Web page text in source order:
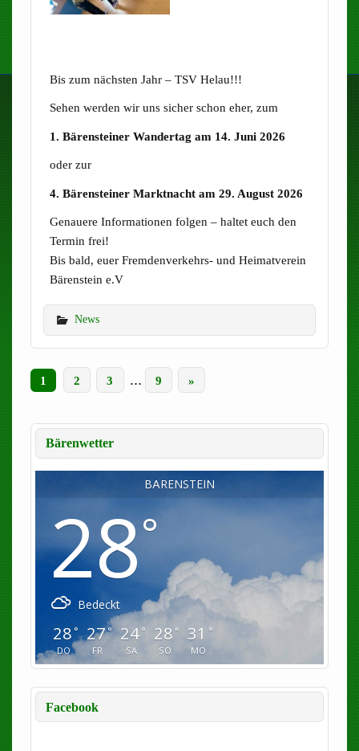
Bis zum nächsten Jahr – TSV Helau!!!
Sehen werden wir uns sicher schon eher, zum
1. Bärensteiner Wandertag am 14. Juni 2026
oder zur
4. Bärensteiner Marktnacht am 29. August 2026
Genauere Informationen folgen – haltet euch den
Termin frei!
Bis bald, euer Fremdenverkehrs- und Heimatverein
Bärenstein e.V
News
1 2 3 … 9 »
Bärenwetter
BÄRENSTEIN
28°
Bedeckt
28 °
DO
27°
FR
24°
SA
28 °
SO
31 °
MO
Facebook